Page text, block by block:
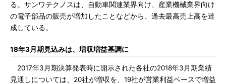
る。サンワテクノスは、自動車関連業界向け、産業機械業界向け
の電子部品の販売が増加したことなどから、過去最高売上高を達
成している。
18年3月期見込みは、増収増益基調に
2017年3月期決算発表時に開示された各社の2018年3月期業績
見通しについては、20社が増収を、19社が営業利益ベースで増益